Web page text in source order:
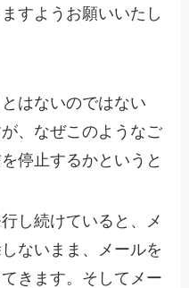
すようお願いいたし
はないのではない
、なぜこのようなご
停止するかというと
し続けていると、メ
ないまま、メールを
きます。そしてメー